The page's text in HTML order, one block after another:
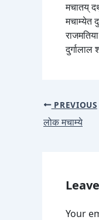
मचातय्
मचाम्येत
दुर्गालाल
PREVIOUS
लोक मचाम्ये
Your